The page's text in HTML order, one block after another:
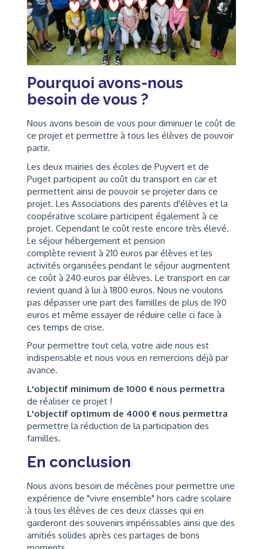
Pourquoi avons-nous
besoin de vous ?
Nous avons besoin de vous pour diminuer le coût de
ce projet et permettre à tous les élèves de pouvoir
partir.
Les deux mairies des écoles de Puyvert et de
Puget participent au coût du transport en car et
permettent ainsi de pouvoir se projeter dans ce
projet. Les Associations des parents d'élèves et la
coopérative scolaire participent également à ce
projet. Cependant le coût reste encore très élevé.
Le séjour hébergement et pension
complète revient à 210 euros par élèves et les
activités organisées pendant le séjour augmentent
ce coût à 240 euros par élèves. Le transport en car
revient quand à lui à 1800 euros. Nous ne voulons
pas dépasser une part des familles de plus de 190
euros et même essayer de réduire celle ci face à
ces temps de crise.
Pour permettre tout cela, votre aide nous est
indispensable et nous vous en remercions déjà par
avance.
L'objectif minimum de 1000 € nous permettra
de réaliser ce projet !
L'objectif optimum de 4000 € nous permettra
permettre la réduction de la participation des
familles.
En conclusion
Nous avons besoin de mécènes pour permettre une
expérience de "vivre ensemble" hors cadre scolaire
à tous les élèves de ces deux classes qui en
garderont des souvenirs impérissables ainsi que des
amitiés solides après ces partages de bons